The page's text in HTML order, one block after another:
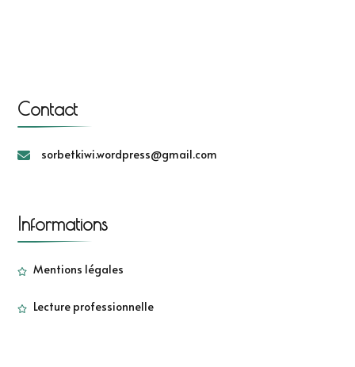
Contact
sorbetkiwi.wordpress@gmail.com
Informations
Mentions légales
Lecture professionnelle